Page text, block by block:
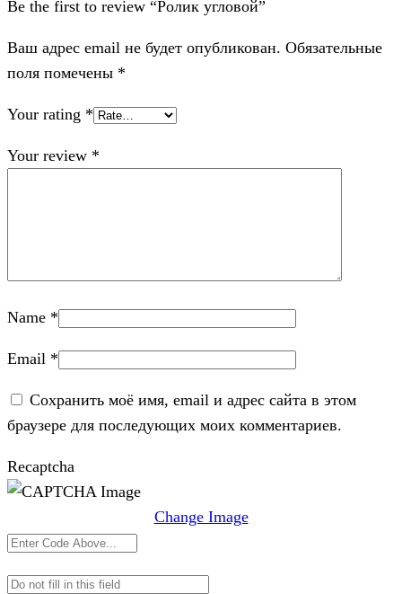
Be the first to review “Ролик угловой”
Ваш адрес email не будет опубликован. Обязательные
поля помечены *
Your rating *
Your review *
Name *
Email *
Сохранить моё имя, email и адрес сайта в этом
браузере для последующих моих комментариев.
Recaptcha
Change Image